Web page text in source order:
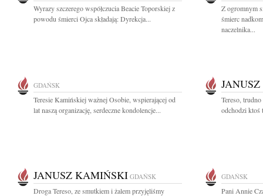
Wyrazy szczerego współczucia Beacie Toporskiej z
powodu śmierci Ojca składają: Dyrekcja...
Z ogromnym
śmierc
naczelnika...
GDAŃSK
Teresie Kamińskiej ważnej Osobie, wspierającej od
lat naszą organizację, serdeczne kondolencje...
Tereso,
odchodzi
JANUSZ KAMIŃSKI GDAŃSK
Droga Tereso, ze smutkiem i żalem przyjęliśmy
GDAŃSK
Pani Annie